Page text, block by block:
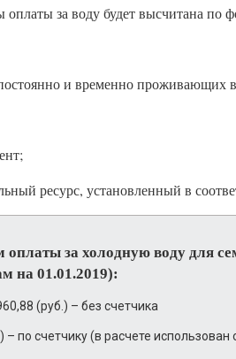
за воду будет высчитана по
постоянно и временно
ресурс, установленный в
за холодную воду для
на 01.01.2019):
(руб.) – без счетчика
– по счетчику (в расчете